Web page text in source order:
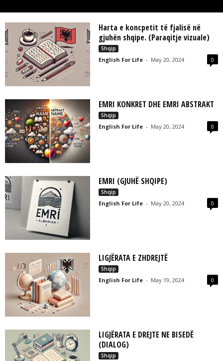
L
Harta e koncpetit të fjalisë në
gjuhën shqipe. (Paraqitje vizuale)
Shqip
English For Life - May 20, 2024 0
EMRI KONKRET DHE EMRI ABSTRAKT
Shqip
English For Life - May 20, 2024 0
EMRI (GJUHË SHQIPE)
Shqip
English For Life - May 20, 2024 0
LIGJËRATA E ZHDREJTË
Shqip
English For Life - May 19, 2024 0
LIGJËRATA E DREJTE NE BISEDË
(DIALOG)
Shqip